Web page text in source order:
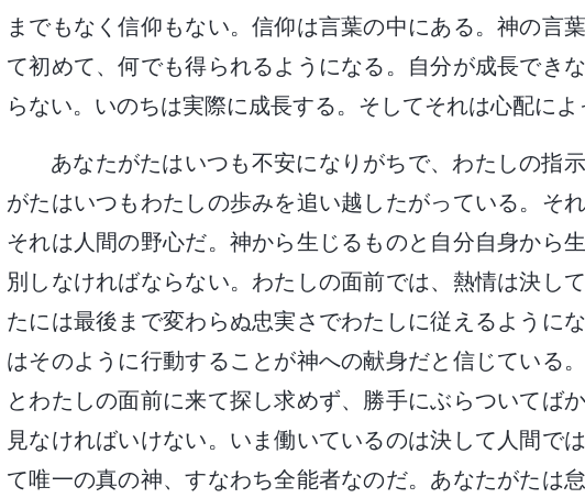
までもなく信仰もない。信仰は言葉の中にある。神の言
て初めて、何でも得られるようになる。自分が成長でき
らない。いのちは実際に成長する。そしてそれは心配によ
あなたがたはいつも不安になりがちで、わたしの指
がたはいつもわたしの歩みを追い越したがっている。そ
それは人間の野心だ。神から生じるものと自分自身から
別しなければならない。わたしの面前では、熱情は決し
たには最後まで変わらぬ忠実さでわたしに従えるように
はそのように行動することが神への献身だと信じている
とわたしの面前に来て探し求めず、勝手にぶらついてば
見なければいけない。いま働いているのは決して人間で
て唯一の真の神、すなわち全能者なのだ。あなたがたは